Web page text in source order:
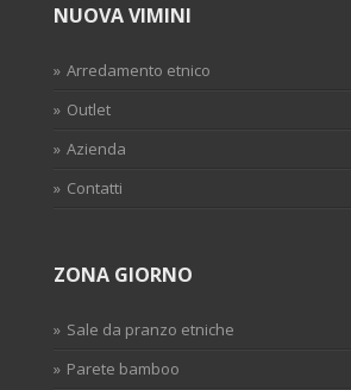
NUOVA VIMINI
Arredamento etnico
Outlet
Azienda
Contatti
ZONA GIORNO
Sale da pranzo etniche
Parete bamboo